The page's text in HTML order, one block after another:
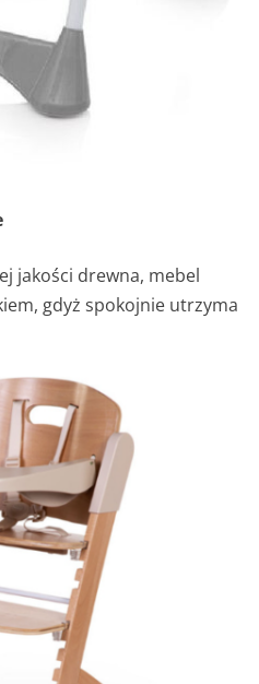
jakości drewna, mebel
gdyż spokojnie utrzyma